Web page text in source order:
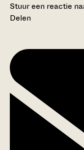
Stuur een reactie
Delen